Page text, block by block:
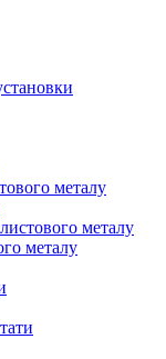
металу
металу
металу